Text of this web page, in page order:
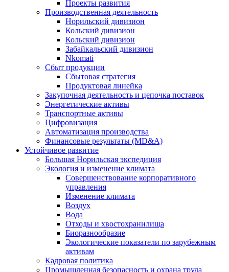
Проекты развития
Производственная деятельность
Норильский дивизион
Кольский дивизион
Кольский дивизион
Забайкальский дивизион
Nkomati
Сбыт продукции
Сбытовая стратегия
Продуктовая линейка
Закупочная деятельность и цепочка поставок
Энергетические активы
Транспортные активы
Цифровизация
Автоматизация производства
Финансовые результаты (MD&A)
Устойчивое развитие
Большая Норильская экспедиция
Экология и изменение климата
Совершенствование корпоративного
управления
Изменение климата
Воздух
Вода
Отходы и хвостохранилища
Биоразнообразие
Экологические показатели по зарубежным
активам
Кадровая политика
Промышленная безопасность и охрана труда